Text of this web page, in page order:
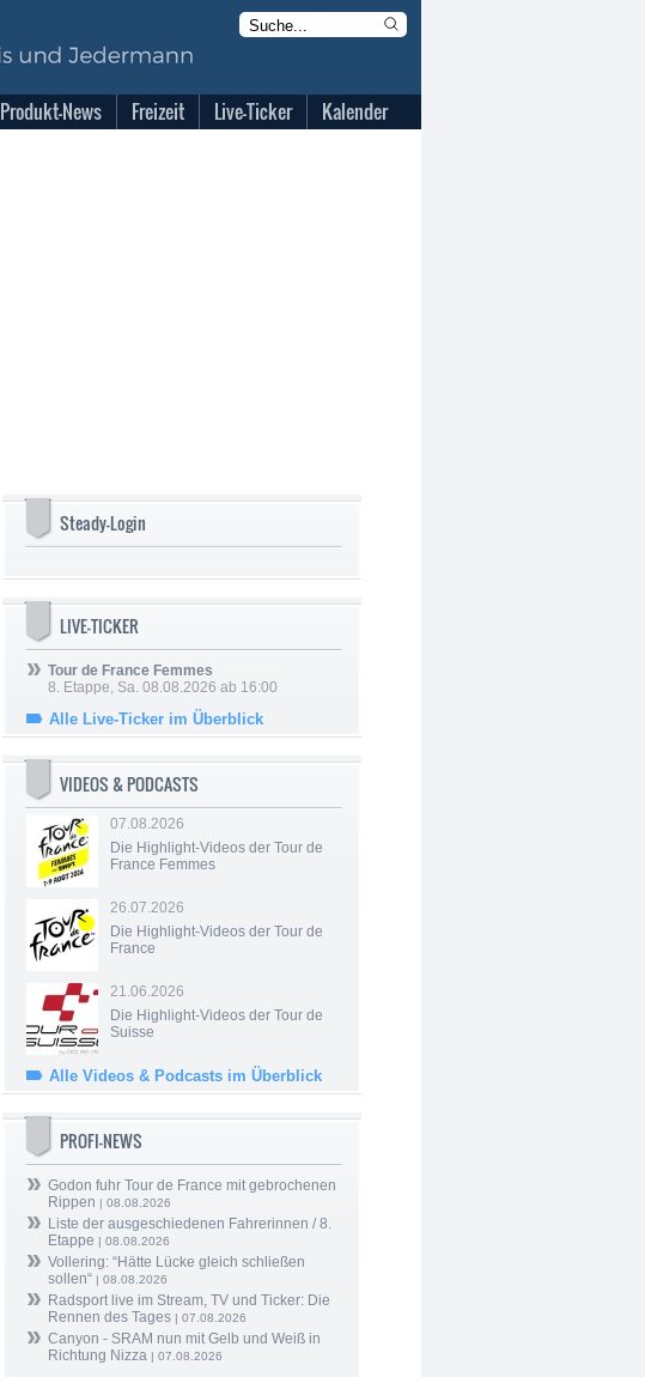
Produkt-News Freizeit Live-Ticker Kalender
Steady-Login
LIVE-TICKER
Tour de France Femmes
8. Etappe, Sa. 08.08.2026 ab 16:00
Alle Live-Ticker im Überblick
VIDEOS & PODCASTS
07.08.2026
Die Highlight-Videos der Tour de
France Femmes
26.07.2026
Die Highlight-Videos der Tour de
France
21.06.2026
Die Highlight-Videos der Tour de
Suisse
Alle Videos & Podcasts im Überblick
PROFI-NEWS
Godon fuhr Tour de France mit gebrochenen
Rippen | 08.08.2026
Liste der ausgeschiedenen Fahrerinnen / 8.
Etappe | 08.08.2026
Vollering: “Hätte Lücke gleich schließen
sollen“ | 08.08.2026
Radsport live im Stream, TV und Ticker: Die
Rennen des Tages | 07.08.2026
Canyon - SRAM nun mit Gelb und Weiß in
Richtung Nizza | 07.08.2026